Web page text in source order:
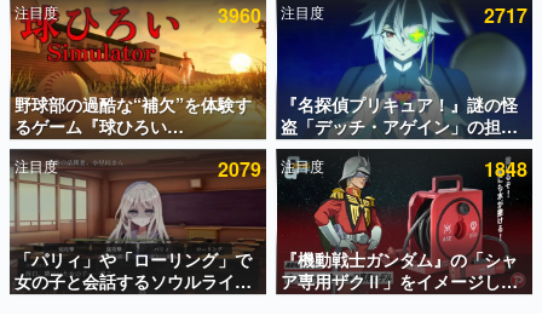
電ファミのいま読まれている記事ランキング
アプリセール情報
インタビュー
連載・特集一覧
殿堂入り記事
SNS拡散数が数千以上！ ページビュー数万以上！ などな
ど。多くの人々に読まれた、電ファミ渾身の“殿堂入り”記
事をまとめました。
注目度 3960
野球部の過酷な“補欠”を体験す
るゲーム『球ひろい
Simulator』が「1件」のウィッ
シュリストをもとにチェコ語に
対応しSNSで話題に。『キング
ダム・カム』開発元やチェコの
プロ野球選手から称賛の声
注目度 2717
『名探偵プリキュア！』謎の怪
盗「デッチ・アゲイン」の担当
キャストは天﨑滉平さんと判
明。『Re:ゼロから始める異世
界生活』オットー役、『ヒプノ
シスマイク』山田三郎役など
注目度 2079
「パリィ」や「ローリング」で
女の子と会話するソウルライク
恋愛ゲーム『小早川さんはソウ
注目度 1848
『機動戦士ガンダム』の「シャ
ア専用ザクⅡ」をイメージした
散水ホースリールが予約開始。